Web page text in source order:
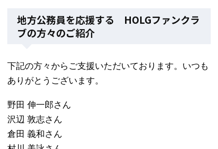
地方公務員を応援する HOLGファンクラ
ブの方々のご紹介
下記の方々からご支援いただいております。いつも
ありがとうございます。
野田 伸一郎さん
沢辺 敦志さん
倉田 義和さん